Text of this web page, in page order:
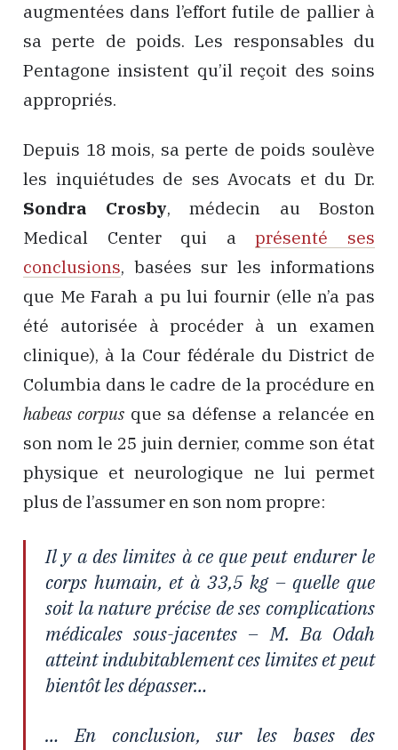
augmentées dans l’effort futile de pallier à
sa perte de poids. Les responsables du
Pentagone insistent qu’il reçoit des soins
appropriés.
Depuis 18 mois, sa perte de poids soulève
les inquiétudes de ses Avocats et du Dr.
Sondra Crosby, médecin au Boston
Medical Center qui aprésenté ses
conclusions, basées sur les informations
que Me Farah a pu lui fournir (elle n’a pas
été autorisée à procéder à un examen
clinique), à la Cour fédérale du District de
Columbia dans le cadre de la procédure en
habeas corpus que sa défense a relancée en
son nom le 25 juin dernier, comme son état
physique et neurologique ne lui permet
plus de l’assumer en son nom propre:
Il y a des limites à ce que peut endurer le
corps humain, et à 33,5 kg – quelle que
soit la nature précise de ses complications
médicales sous-jacentes – M. Ba Odah
atteint indubitablement ces limites et peut
bientôt les dépasser…
… En conclusion, sur les bases des